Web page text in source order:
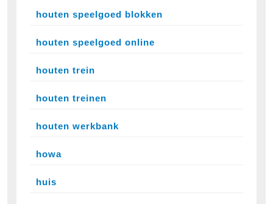
houten speelgoed blokken
houten speelgoed online
houten trein
houten treinen
houten werkbank
howa
huis